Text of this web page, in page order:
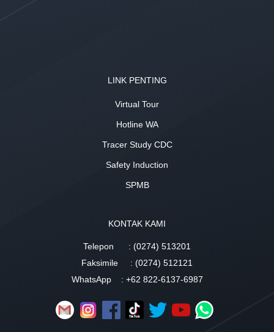
LINK PENTING
Virtual Tour
Hotline WA
Tracer Study CDC
Safety Induction
SPMB
KONTAK KAMI
Telepon
: (0274) 513201
Faksimile
: (0274) 512121
WhatsApp
: +62 822-6137-6987